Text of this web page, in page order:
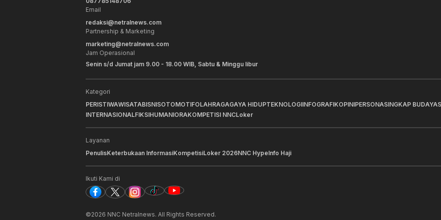
Email
redaksi@netralnews.com
Partnership & Marketing
marketing@netralnews.com
Jam Operasional
Senin s/d Jumat jam 9.00 - 18.00 WIB, Sabtu & Minggu libur
Kategori
PERISTIWAWISATABISNISOTOMOTIFOLAHRAGAGAYA HIDUPTEKNOLOGIINFOGRAFIKOPINIPERSONASINGKAP BUDAYA
INTERNASIONALFIKSIHUMANIORAKOMPETISI NNCLoker
Layanan
PenulisKeterbukaan InformasiKompetisiLoker 2026NNC HypeInfo Haji
Ikuti Kami di
©2026 NNC Netralnews. All Rights Reserved.